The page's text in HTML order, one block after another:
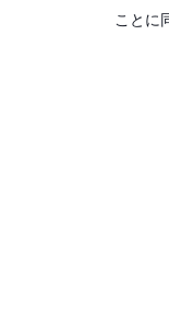
ことに